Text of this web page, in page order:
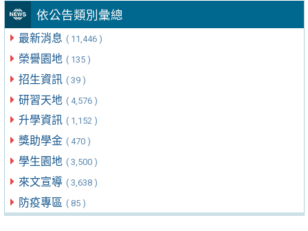
依公告類別彙總
最新消息 ( 11,446 )
榮譽園地 ( 135 )
招生資訊 ( 39 )
研習天地 ( 4,576 )
升學資訊 ( 1,152 )
獎助學金 ( 470 )
學生園地 ( 3,500 )
來文宣導 ( 3,638 )
防疫專區 ( 85 )